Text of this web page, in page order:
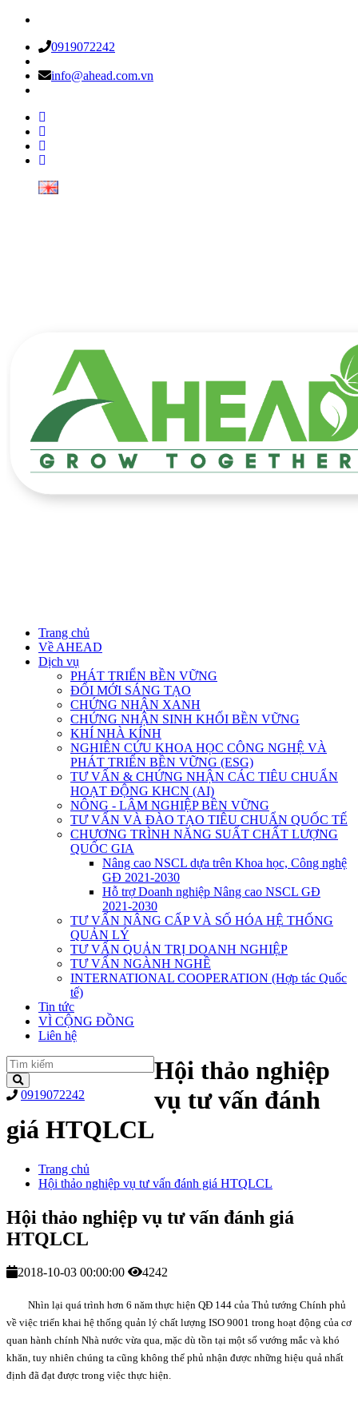
0919072242
info@ahead.com.vn
Trang chủ
Về AHEAD
Dịch vụ
PHÁT TRIỂN BỀN VỮNG
ĐỔI MỚI SÁNG TẠO
CHỨNG NHẬN XANH
CHỨNG NHẬN SINH KHỐI BỀN VỮNG
KHÍ NHÀ KÍNH
NGHIÊN CỨU KHOA HỌC CÔNG NGHỆ VÀ
PHÁT TRIỂN BỀN VỮNG (ESG)
TƯ VẤN & CHỨNG NHẬN CÁC TIÊU CHUẨN
HOẠT ĐỘNG KHCN (AI)
NÔNG - LÂM NGHIỆP BỀN VỮNG
TƯ VẤN VÀ ĐÀO TẠO TIÊU CHUẨN QUỐC TẾ
CHƯƠNG TRÌNH NĂNG SUẤT CHẤT LƯỢNG
QUỐC GIA
Nâng cao NSCL dựa trên Khoa học, Công nghệ
GĐ 2021-2030
Hỗ trợ Doanh nghiệp Nâng cao NSCL GĐ
2021-2030
TƯ VẤN NÂNG CẤP VÀ SỐ HÓA HỆ THỐNG
QUẢN LÝ
TƯ VẤN QUẢN TRỊ DOANH NGHIỆP
TƯ VẤN NGÀNH NGHỀ
INTERNATIONAL COOPERATION (Hợp tác Quốc
tế)
Tin tức
VÌ CỘNG ĐỒNG
Liên hệ
0919072242
Hội thảo nghiệp
vụ tư vấn đánh
giá HTQLCL
Trang chủ
Hội thảo nghiệp vụ tư vấn đánh giá HTQLCL
Hội thảo nghiệp vụ tư vấn đánh giá
HTQLCL
2018-10-03 00:00:00 4242
Nhìn lại quá trình hơn 6 năm thực hiện QĐ 144 của Thủ tướng Chính phủ
về việc triển khai hệ thống quản lý chất lượng ISO 9001 trong hoạt động của cơ
quan hành chính Nhà nước vừa qua, mặc dù tồn tại một số vướng mắc và khó
khăn, tuy nhiên chúng ta cũng không thể phủ nhận được những hiệu quả nhất
định đã đạt được trong việc thực hiện.